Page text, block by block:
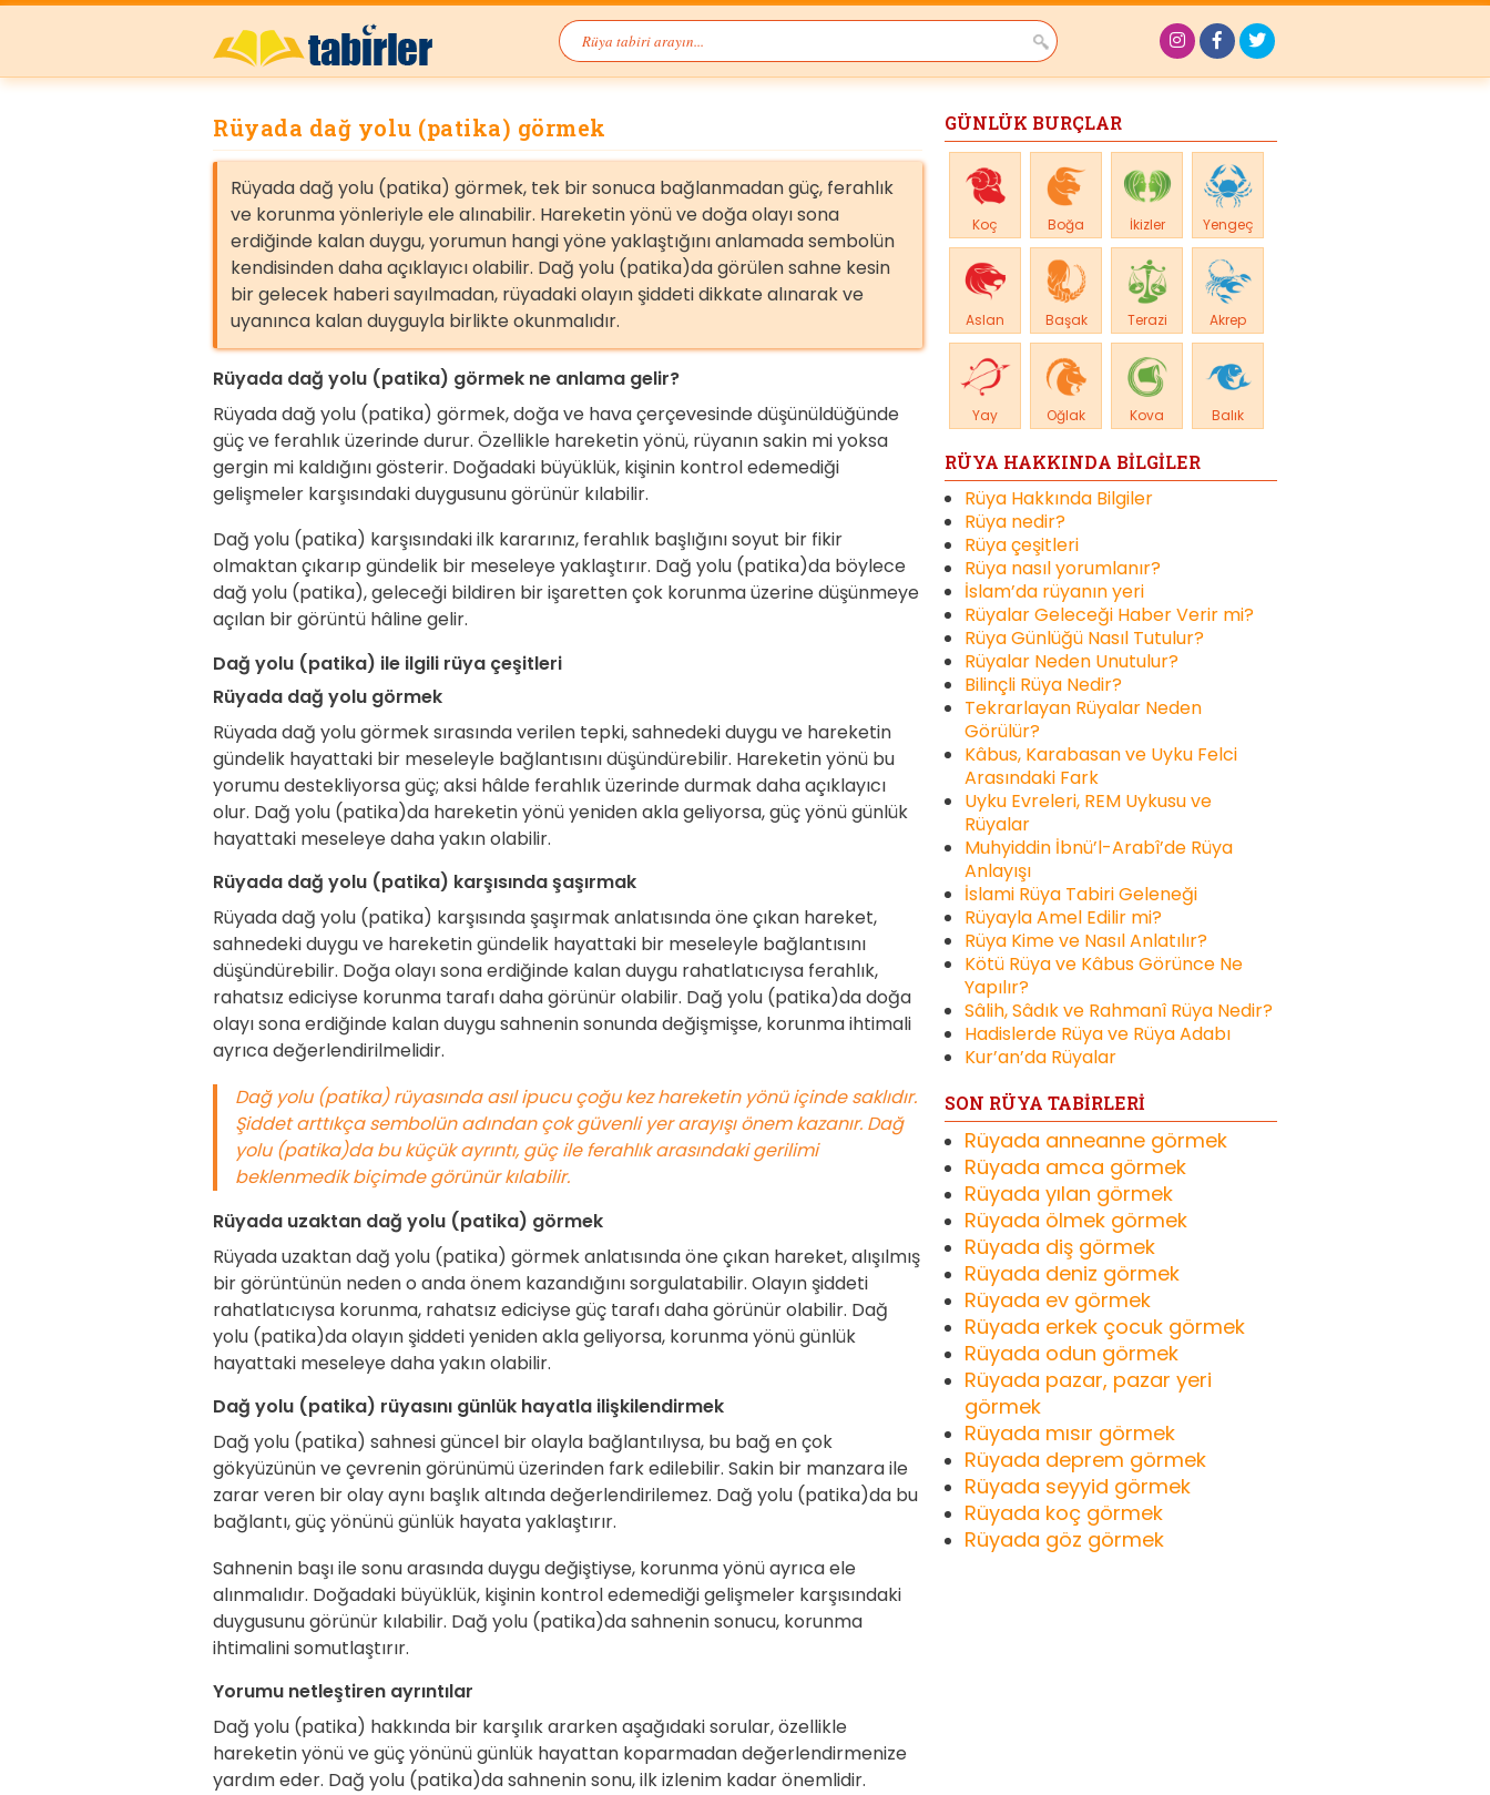
Rüyada dağ yolu (patika) görmek
Rüyada dağ yolu (patika) görmek, tek bir sonuca bağlanmadan güç, ferahlık
ve korunma yönleriyle ele alınabilir. Hareketin yönü ve doğa olayı sona
erdiğinde kalan duygu, yorumun hangi yöne yaklaştığını anlamada sembolün
kendisinden daha açıklayıcı olabilir. Dağ yolu (patika)da görülen sahne kesin
bir gelecek haberi sayılmadan, rüyadaki olayın şiddeti dikkate alınarak ve
uyanınca kalan duyguyla birlikte okunmalıdır.
Rüyada dağ yolu (patika) görmek ne anlama gelir?
Rüyada dağ yolu (patika) görmek, doğa ve hava çerçevesinde düşünüldüğünde
güç ve ferahlık üzerinde durur. Özellikle hareketin yönü, rüyanın sakin mi yoksa
gergin mi kaldığını gösterir. Doğadaki büyüklük, kişinin kontrol edemediği
gelişmeler karşısındaki duygusunu görünür kılabilir.
Dağ yolu (patika) karşısındaki ilk kararınız, ferahlık başlığını soyut bir fikir
olmaktan çıkarıp gündelik bir meseleye yaklaştırır. Dağ yolu (patika)da böylece
dağ yolu (patika), geleceği bildiren bir işaretten çok korunma üzerine düşünmeye
açılan bir görüntü hâline gelir.
Dağ yolu (patika) ile ilgili rüya çeşitleri
Rüyada dağ yolu görmek
Rüyada dağ yolu görmek sırasında verilen tepki, sahnedeki duygu ve hareketin
gündelik hayattaki bir meseleyle bağlantısını düşündürebilir. Hareketin yönü bu
yorumu destekliyorsa güç; aksi hâlde ferahlık üzerinde durmak daha açıklayıcı
olur. Dağ yolu (patika)da hareketin yönü yeniden akla geliyorsa, güç yönü günlük
hayattaki meseleye daha yakın olabilir.
Rüyada dağ yolu (patika) karşısında şaşırmak
Rüyada dağ yolu (patika) karşısında şaşırmak anlatısında öne çıkan hareket,
sahnedeki duygu ve hareketin gündelik hayattaki bir meseleyle bağlantısını
düşündürebilir. Doğa olayı sona erdiğinde kalan duygu rahatlatıcıysa ferahlık,
rahatsız ediciyse korunma tarafı daha görünür olabilir. Dağ yolu (patika)da doğa
olayı sona erdiğinde kalan duygu sahnenin sonunda değişmişse, korunma ihtimali
ayrıca değerlendirilmelidir.
Dağ yolu (patika) rüyasında asıl ipucu çoğu kez hareketin yönü içinde saklıdır.
Şiddet arttıkça sembolün adından çok güvenli yer arayışı önem kazanır. Dağ
yolu (patika)da bu küçük ayrıntı, güç ile ferahlık arasındaki gerilimi
beklenmedik biçimde görünür kılabilir.
Rüyada uzaktan dağ yolu (patika) görmek
Rüyada uzaktan dağ yolu (patika) görmek anlatısında öne çıkan hareket, alışılmış
bir görüntünün neden o anda önem kazandığını sorgulatabilir. Olayın şiddeti
rahatlatıcıysa korunma, rahatsız ediciyse güç tarafı daha görünür olabilir. Dağ
yolu (patika)da olayın şiddeti yeniden akla geliyorsa, korunma yönü günlük
hayattaki meseleye daha yakın olabilir.
Dağ yolu (patika) rüyasını günlük hayatla ilişkilendirmek
Dağ yolu (patika) sahnesi güncel bir olayla bağlantılıysa, bu bağ en çok
gökyüzünün ve çevrenin görünümü üzerinden fark edilebilir. Sakin bir manzara ile
zarar veren bir olay aynı başlık altında değerlendirilemez. Dağ yolu (patika)da bu
bağlantı, güç yönünü günlük hayata yaklaştırır.
Sahnenin başı ile sonu arasında duygu değiştiyse, korunma yönü ayrıca ele
alınmalıdır. Doğadaki büyüklük, kişinin kontrol edemediği gelişmeler karşısındaki
duygusunu görünür kılabilir. Dağ yolu (patika)da sahnenin sonucu, korunma
ihtimalini somutlaştırır.
Yorumu netleştiren ayrıntılar
Dağ yolu (patika) hakkında bir karşılık ararken aşağıdaki sorular, özellikle
hareketin yönü ve güç yönünü günlük hayattan koparmadan değerlendirmenize
yardım eder. Dağ yolu (patika)da sahnenin sonu, ilk izlenim kadar önemlidir.
GÜNLÜK BURÇLAR
Koç Boğa İkizler Yengeç
Aslan Başak Terazi Akrep
Yay Oğlak Kova Balık
RÜYA HAKKINDA BİLGİLER
Rüya Hakkında Bilgiler
Rüya nedir?
Rüya çeşitleri
Rüya nasıl yorumlanır?
İslam’da rüyanın yeri
Rüyalar Geleceği Haber Verir mi?
Rüya Günlüğü Nasıl Tutulur?
Rüyalar Neden Unutulur?
Bilinçli Rüya Nedir?
Tekrarlayan Rüyalar Neden
Görülür?
Kâbus, Karabasan ve Uyku Felci
Arasındaki Fark
Uyku Evreleri, REM Uykusu ve
Rüyalar
Muhyiddin İbnü’l-Arabî’de Rüya
Anlayışı
İslami Rüya Tabiri Geleneği
Rüyayla Amel Edilir mi?
Rüya Kime ve Nasıl Anlatılır?
Kötü Rüya ve Kâbus Görünce Ne
Yapılır?
Sâlih, Sâdık ve Rahmanî Rüya Nedir?
Hadislerde Rüya ve Rüya Adabı
Kur’an’da Rüyalar
SON RÜYA TABİRLERİ
Rüyada anneanne görmek
Rüyada amca görmek
Rüyada yılan görmek
Rüyada ölmek görmek
Rüyada diş görmek
Rüyada deniz görmek
Rüyada ev görmek
Rüyada erkek çocuk görmek
Rüyada odun görmek
Rüyada pazar, pazar yeri
görmek
Rüyada mısır görmek
Rüyada deprem görmek
Rüyada seyyid görmek
Rüyada koç görmek
Rüyada göz görmek